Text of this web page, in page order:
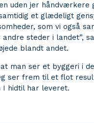
uden jer håndværkere
et glædeligt
som vi også
steder i landet”,
blandt andet.
man ser et byggeri i
ser frem til et flot
I hidtil har leveret.